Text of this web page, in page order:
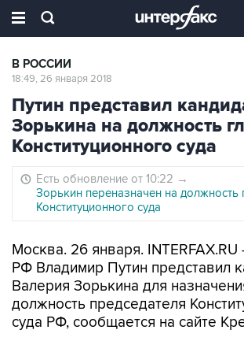
В РОССИИ
18:49, 26 января 2018
Путин представил
Зорькина на должность
Конституционного суда
Есть обновление от 10:22 →
Зорькин переназначен на должность
Конституционного суда
Москва. 26 января.
РФ Владимир Путин представил
Валерия Зорькина для
должность председателя
суда РФ, сообщается на сайте